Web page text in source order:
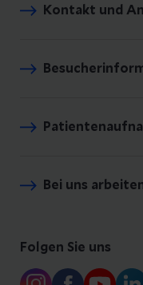
Kontakt und
Bei uns
Folgen Sie uns